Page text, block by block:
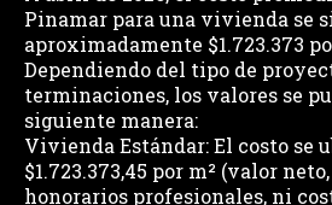
Pinamar para una vivienda se
aproximadamente $1.723.373
Dependiendo del tipo de
terminaciones, los valores se
siguiente manera:
Vivienda Estándar: El costo se
$1.723.373,45 por m² (valor
honorarios profesionales, ni